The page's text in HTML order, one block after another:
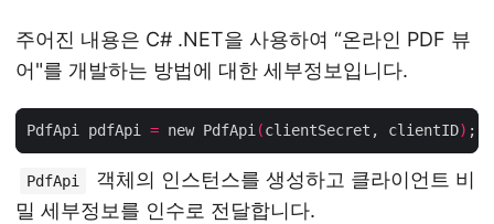
주어진 내용은 C# .NET을 사용하여 “온라인 PDF 뷰
어"를 개발하는 방법에 대한 세부정보입니다.
PdfApi pdfApi = new PdfApi(clientSecret, clientID)
PdfApi
객체의 인스턴스를 생성하고 클라이언트 비
밀 세부정보를 인수로 전달합니다.